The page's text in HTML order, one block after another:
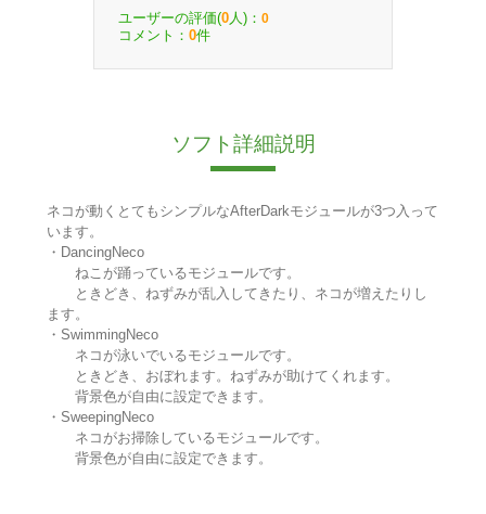
ユーザーの評価(0 人)： 0
コメント： 0件
ソフト詳細説明
ネコが動くとてもシンプルなAfterDarkモジュールが3つ入って
います。
・DancingNeco
ねこが踊っているモジュールです。
ときどき、ねずみが乱入してきたり、ネコが増えたりし
ます。
・SwimmingNeco
ネコが泳いでいるモジュールです。
ときどき、おぼれます。ねずみが助けてくれます。
背景色が自由に設定できます。
・SweepingNeco
ネコがお掃除しているモジュールです。
背景色が自由に設定できます。